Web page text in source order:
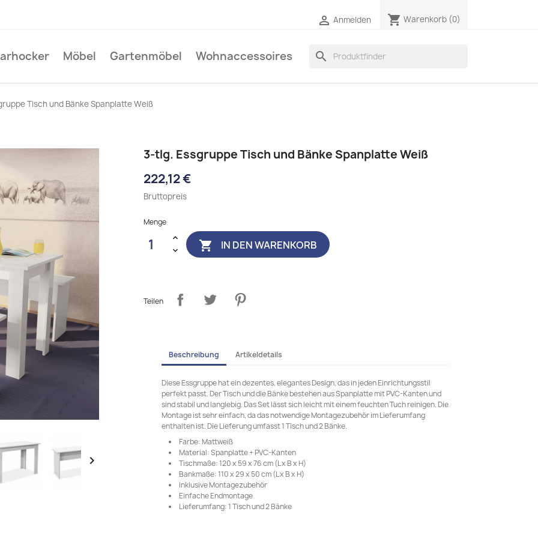
 Anmelden shopping_cart Warenkorb (0)
Möbel Gartenmöbel Wohnaccessoires search
Tisch und Bänke Spanplatte Weiß

3-tlg. Essgruppe Tisch und Bänke Spanplatte Weiß
222,12 €
Bruttopreis
Menge
 IN DEN WARENKORB
Teilen
Beschreibung Artikeldetails
Diese Essgruppe hat ein dezentes, elegantes Design, das in jeden Einrichtungsstil
perfekt passt. Der Tisch und die Bänke bestehen aus Spanplatte mit PVC-Kanten und
sind stabil und langlebig. Das Set lässt sich leicht mit einem feuchten Tuch reinigen. Die
Montage ist sehr einfach, da das notwendige Montagezubehör im Lieferumfang
enthalten ist. Die Lieferung umfasst 1 Tisch und 2 Bänke.
Farbe: Mattweiß
Material: Spanplatte + PVC-Kanten
Tischmaße: 120 x 59 x 76 cm (L x B x H)
Bankmaße: 110 x 29 x 50 cm (L x B x H)
Inklusive Montagezubehör
Einfache Endmontage
Lieferumfang: 1 Tisch und 2 Bänke